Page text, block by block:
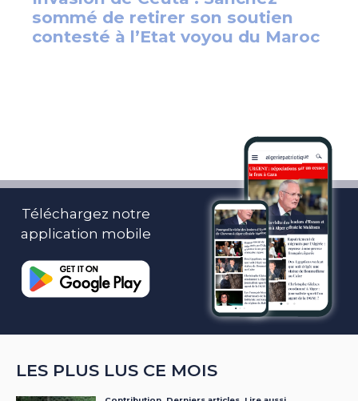
Téléchargez notre
application mobile
LES PLUS LUS CE MOIS